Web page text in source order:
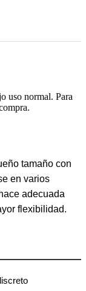
uso normal. Para
tamaño con
en varios
adecuada
flexibilidad.